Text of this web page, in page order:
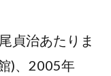
貞治あたりま
)、2005年